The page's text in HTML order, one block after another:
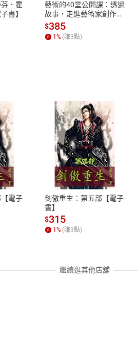
退換貨規範
本店是否提供消費者保護法七日猶
之權利，遽消費者保護法及通訊交
除權合理例外情事適用準則，依商
質各有不同規定。詳細退換貨說明
照各商品說明。
．霍
書】
藝術的40堂公開課：透過
故事，走進藝術家創作現
場，看藝術如何誕生、如
何形塑人類生活【電子
書】
$385
1% (賺3點)
電子
剑傲重生：第五部【電子
書】
$315
1 % (賺3點)
繼續逛其他店舖